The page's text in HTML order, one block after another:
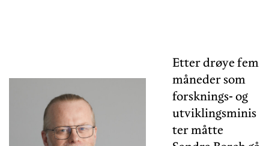
Etter drøye fem
måneder som
forsknings- og
utviklingsminis
ter måtte